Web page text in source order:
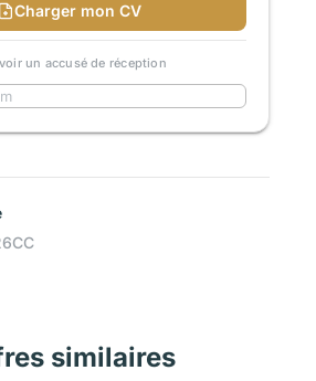
Charger mon CV
un accusé de réception
similaires